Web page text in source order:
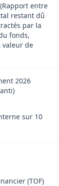
entre
restant dû
par la
fonds,
valeur de
2026
sur 10
(TOF)